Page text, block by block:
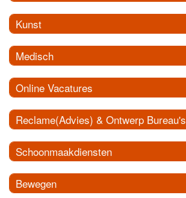
Kunst
Medisch
Online Vacatures
Reclame(Advies) & Ontwerp Bureau's
Schoonmaakdiensten
Bewegen